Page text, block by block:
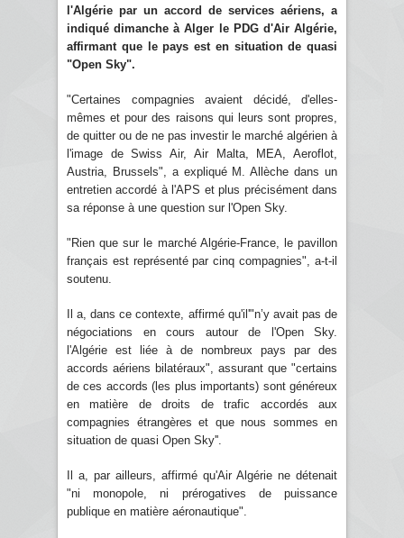
l'Algérie par un accord de services aériens, a
indiqué dimanche à Alger le PDG d'Air Algérie,
affirmant que le pays est en situation de quasi
"Open Sky".
"Certaines compagnies avaient décidé, d'elles-
mêmes et pour des raisons qui leurs sont propres,
de quitter ou de ne pas investir le marché algérien à
l'image de Swiss Air, Air Malta, MEA, Aeroflot,
Austria, Brussels", a expliqué M. Allèche dans un
entretien accordé à l'APS et plus précisément dans
sa réponse à une question sur l'Open Sky.
"Rien que sur le marché Algérie-France, le pavillon
français est représenté par cinq compagnies", a-t-il
soutenu.
Il a, dans ce contexte, affirmé qu'il'"n’y avait pas de
négociations en cours autour de l'Open Sky.
l'Algérie est liée à de nombreux pays par des
accords aériens bilatéraux", assurant que "certains
de ces accords (les plus importants) sont généreux
en matière de droits de trafic accordés aux
compagnies étrangères et que nous sommes en
situation de quasi Open Sky''.
Il a, par ailleurs, affirmé qu'Air Algérie ne détenait
"ni monopole, ni prérogatives de puissance
publique en matière aéronautique".